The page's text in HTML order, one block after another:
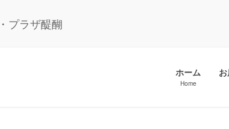
プラザ醍醐
ホーム
Home